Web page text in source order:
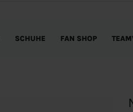
SCHUHE FAN SHOP